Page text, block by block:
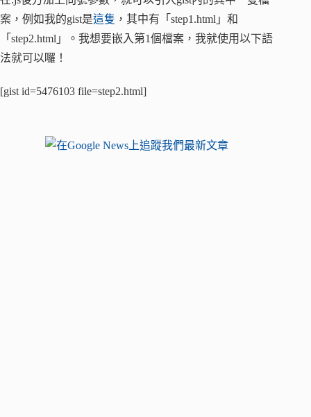
案，例如我的gist是這隻 ，其中有「step1.html」和
「step2.html」。我想要嵌入第1個檔案，我就使用以下語
法就可以囉！
[gist id=5476103 file=step2.html]